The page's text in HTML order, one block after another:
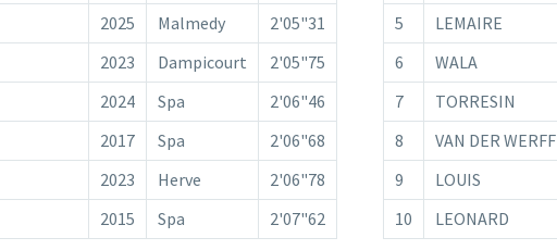
2025 Malmedy
2'05"31
2023 Dampicourt
2'05"75
2024 Spa
2'06"46
2017 Spa
2'06"68
2023 Herve
2'06"78
2015 Spa 2'07"62
5
LEMAIRE
6
WALA
7
TORRESIN
8
VAN DER WERFF
9
LOUIS
10
LEONARD